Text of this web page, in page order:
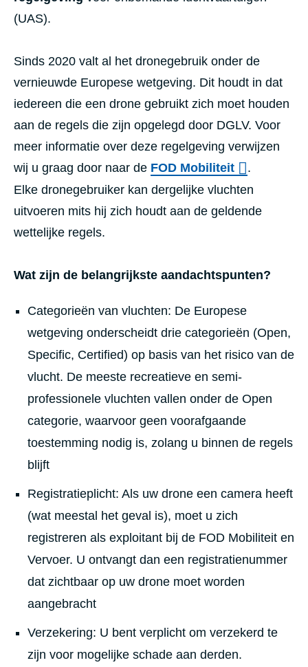
(UAS).
Sinds 2020 valt al het dronegebruik onder de
vernieuwde Europese wetgeving. Dit houdt in dat
iedereen die een drone gebruikt zich moet houden
aan de regels die zijn opgelegd door DGLV. Voor
meer informatie over deze regelgeving verwijzen
wij u graag door naar de FOD Mobiliteit
.
Elke dronegebruiker kan dergelijke vluchten
uitvoeren mits hij zich houdt aan de geldende
wettelijke regels.
Wat zijn de belangrijkste aandachtspunten?
Categorieën van vluchten: De Europese
wetgeving onderscheidt drie categorieën (Open,
Specific, Certified) op basis van het risico van de
vlucht. De meeste recreatieve en semi-
professionele vluchten vallen onder de Open
categorie, waarvoor geen voorafgaande
toestemming nodig is, zolang u binnen de regels
blijft
Registratieplicht: Als uw drone een camera heeft
(wat meestal het geval is), moet u zich
registreren als exploitant bij de FOD Mobiliteit en
Vervoer. U ontvangt dan een registratienummer
dat zichtbaar op uw drone moet worden
aangebracht
Verzekering: U bent verplicht om verzekerd te
zijn voor mogelijke schade aan derden.